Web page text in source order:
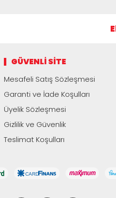
GÜVENLI SITE
Mesafeli Satış Sözleşmesi
Garanti ve İade Koşulları
Üyelik Sözleşmesi
Gizlilik ve Güvenlik
Teslimat Koşulları